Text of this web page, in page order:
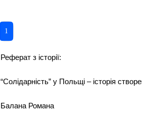
1
Реферат з історії:
“Солідарність” у Польщі – історія
Балана Романа